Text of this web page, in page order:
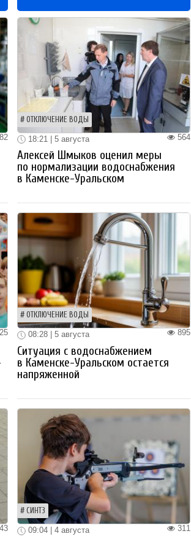
ОТКЛЮЧЕНИЕ ВОДЫ
564
18:21 | 5 августа
Алексей Шмыков оценил меры
по нормализации водоснабжения
в Каменске-Уральском
ОТКЛЮЧЕНИЕ ВОДЫ
895
08:28 | 5 августа
Ситуация с водоснабжением
в Каменске-Уральском остается
напряженной
СИНТЗ
311
09:04 | 4 августа